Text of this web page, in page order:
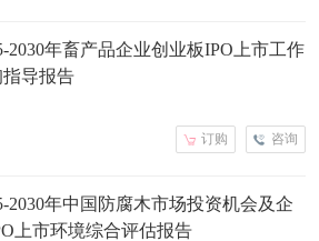
2030年畜产品企业创业板IPO上市工作
指导报告
咨询
订购
2030年中国防腐木市场投资机会及企
上市环境综合评估报告